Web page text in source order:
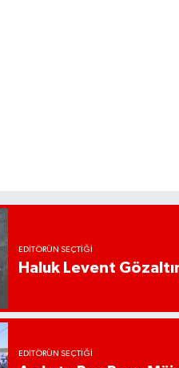
EDITÖRÜN SEÇTIĞI
Haluk Levent
EDITÖRÜN SEÇTIĞI